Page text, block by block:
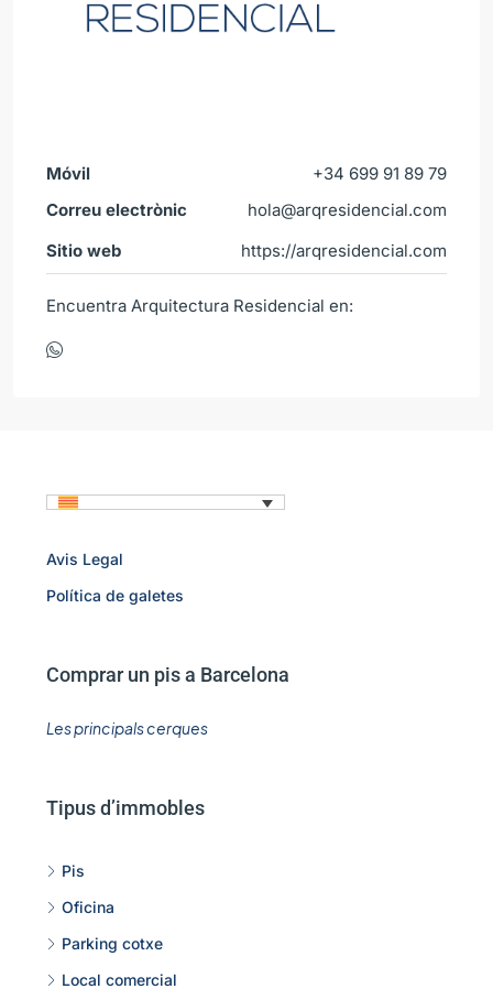
Móvil
+34 699 91 89 79
Correu electrònic
hola@arqresidencial.com
Sitio web
https://arqresidencial.com
Encuentra Arquitectura Residencial en:
Avis Legal
Política de galetes
Comprar un pis a Barcelona
Les principals cerques
Tipus d’immobles
Pis
Oficina
Parking cotxe
Local comercial